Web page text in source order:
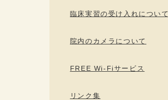
臨床実習の受け入れについて
院内のカメラについて
FREE Wi-Fiサービス
リンク集